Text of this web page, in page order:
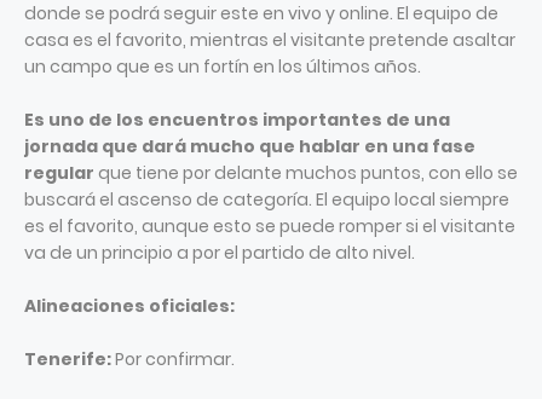
donde se podrá seguir este en vivo y online. El equipo de
casa es el favorito, mientras el visitante pretende asaltar
un campo que es un fortín en los últimos años.
Es uno de los encuentros importantes de una
jornada que dará mucho que hablar en una fase
regular que tiene por delante muchos puntos, con ello se
buscará el ascenso de categoría. El equipo local siempre
es el favorito, aunque esto se puede romper si el visitante
va de un principio a por el partido de alto nivel.
Alineaciones oficiales:
Tenerife:Por confirmar.